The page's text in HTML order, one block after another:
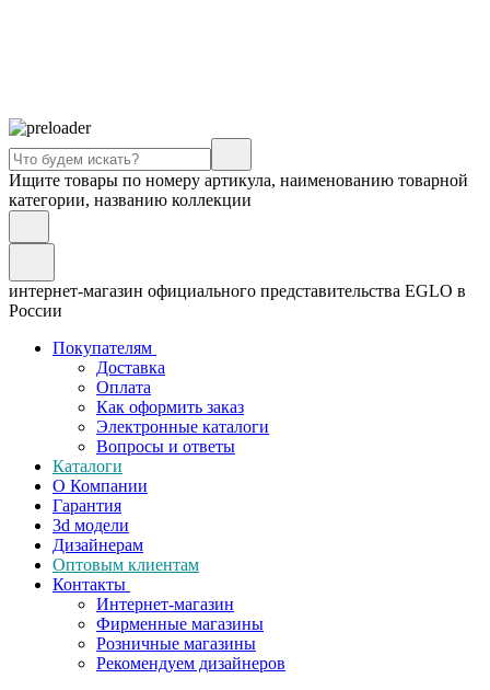
Ищите товары по номеру артикула, наименованию товарной
категории, названию коллекции
интернет-магазин официального представительства EGLO в
России
Покупателям
Доставка
Оплата
Как оформить заказ
Электронные каталоги
Вопросы и ответы
Каталоги
О Компании
Гарантия
3d модели
Дизайнерам
Оптовым клиентам
Контакты
Интернет-магазин
Фирменные магазины
Розничные магазины
Рекомендуем дизайнеров